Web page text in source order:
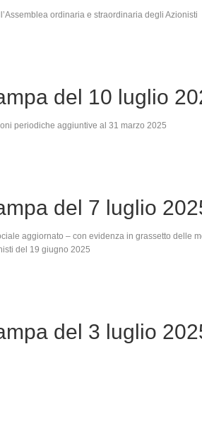
ordinaria e straordinaria degli Azionisti
del 10 luglio
periodiche aggiuntive al 31 marzo 2025
del 7 luglio
aggiornato – con evidenza in grassetto delle
del 19 giugno 2025
del 3 luglio